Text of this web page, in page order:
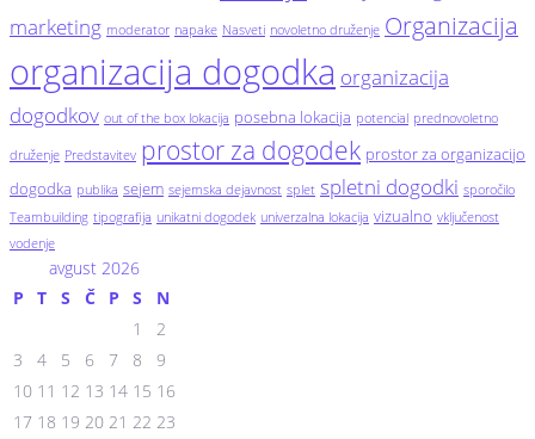
marketing moderator napake Nasveti novoletno druženje Organizacija
organizacija dogodka organizacija
dogodkov out of the box lokacija posebna lokacija potencial prednovoletno
druženje Predstavitev prostor za dogodek prostor za organizacijo
dogodka publika sejem sejemska dejavnost splet spletni dogodki sporočilo
Teambuilding tipografija unikatni dogodek univerzalna lokacija vizualno vključenost
vodenje
avgust 2026
P
T S Č P S
N
1
2
3
4 5 6 7 8
9
10 11 12 13 14 15 16
17 18 19 20 21 22 23